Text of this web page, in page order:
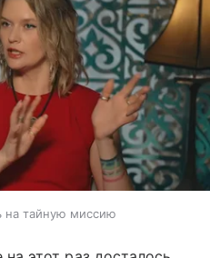
на тайную миссию